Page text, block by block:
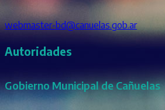
webmaster-bd@canuelas.gob.ar
Autoridades
Gobierno Municipal de Cañuelas